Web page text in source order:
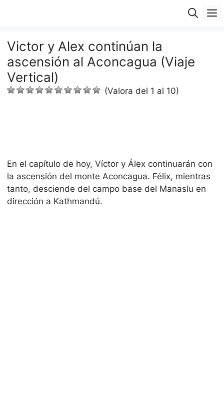
Victor y Alex continúan la
ascensión al Aconcagua (Viaje
Vertical)
(Valora del 1 al 10)
En el capítulo de hoy, Víctor y Álex continuarán con
la ascensión del monte Aconcagua. Félix, mientras
tanto, desciende del campo base del Manaslu en
dirección a Kathmandú.